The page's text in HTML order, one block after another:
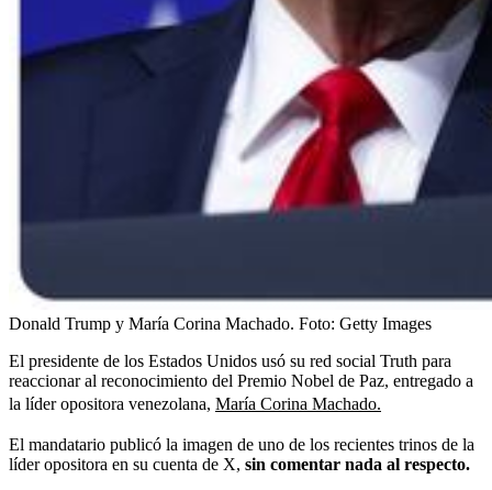
Donald Trump y María Corina Machado. Foto: Getty Images
El presidente de los Estados Unidos usó su red social Truth para
reaccionar al reconocimiento del Premio Nobel de Paz, entregado a
la líder opositora venezolana, María Corina Machado.
El mandatario publicó la imagen de uno de los recientes trinos de la
líder opositora en su cuenta de X, sin comentar nada al respecto.